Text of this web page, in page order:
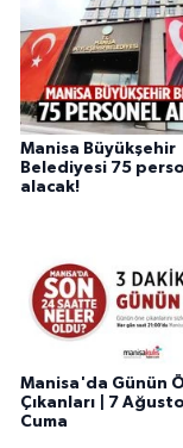
Manisa Büyükşehir
Belediyesi 75
alacak!
Manisa'da Günün
Çıkanları | 7
Cuma